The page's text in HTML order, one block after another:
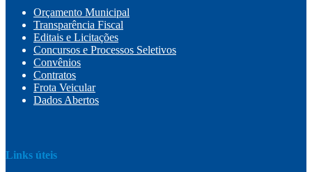
Orçamento Municipal
Transparência Fiscal
Editais e Licitações
Concursos e Processos Seletivos
Convênios
Contratos
Frota Veicular
Dados Abertos
Links úteis